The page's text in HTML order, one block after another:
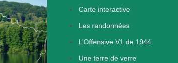
Carte interactive
Les randonnées
L’Offensive V1 de 1944
Une terre de verre